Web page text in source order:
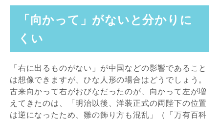
「向かって」がないと分かりに
くい
「右に出るものがない」が中国などの影響であること
は想像できますが、ひな人形の場合はどうでしょう。
古来向かって右がおびなだったのが、向かって左が増
えてきたのは、「明治以後、洋装正式の両陛下の位置
は逆になったため、雛の飾り方も混乱」（「万有百科